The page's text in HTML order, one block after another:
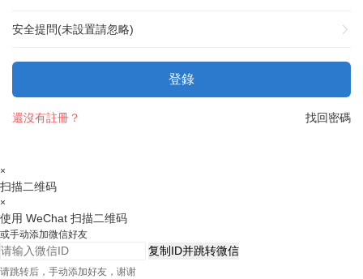
安全提問(未設置請忽略)
登錄
找回密碼
還沒有註冊？
×
扫描二维码
×
使用 WeChat 扫描二维码
或手动添加微信好友
复制ID并跳转微信
请跳转后，手动添加好友，谢谢